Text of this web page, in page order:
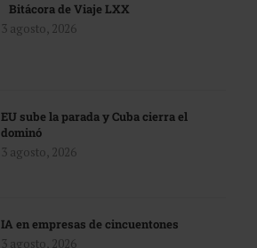
Bitácora de Viaje LXX
3 agosto, 2026
EU sube la parada y Cuba cierra el
dominó
3 agosto, 2026
IA en empresas de cincuentones
3 agosto, 2026